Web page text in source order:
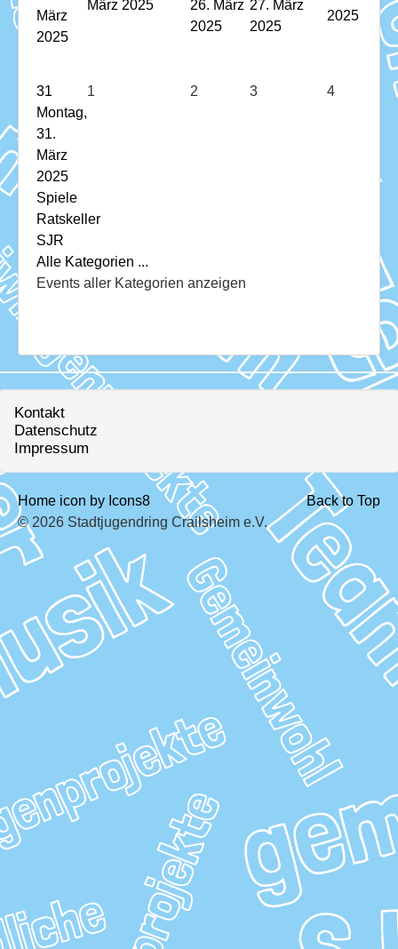
März
2025
März 2025
26. März
2025
27. März
2025
2025
31
Montag,
31.
März
2025
1 2 3 4
Spiele
Ratskeller
SJR
Alle Kategorien ...
Events aller Kategorien anzeigen
Kontakt
Datenschutz
Impressum
Home icon by Icons8
Back to Top
© 2026 Stadtjugendring Crailsheim e.V.